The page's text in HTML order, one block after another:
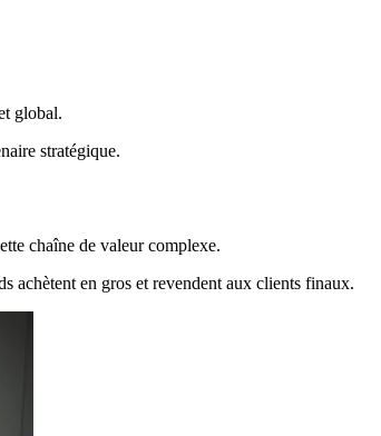
global.
stratégique.
chaîne de valeur complexe.
achètent en gros et revendent aux clients finaux.